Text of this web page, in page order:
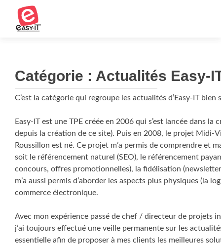
Catégorie : Actualités Easy-
C’est la catégorie qui regroupe les actualités d’Easy-IT bien
Easy-IT est une TPE créée en 2006 qui s’est lancée dans
depuis la création de ce site). Puis en 2008, le projet Midi-
Roussillon est né. Ce projet m’a permis de comprendre et
soit le référencement naturel (SEO), le référencement
concours, offres promotionnelles), la fidélisation
m’a aussi permis d’aborder les aspects plus physiques (la
commerce électronique.
Avec mon expérience passé de chef / directeur de projets
j’ai toujours effectué une veille permanente sur les
essentielle afin de proposer à mes clients les meilleures